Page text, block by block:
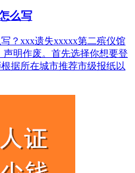
么写
？xxx遗失xxxxx第二殡仪馆
明作废。首先选择你想要登
据所在城市推荐市级报纸以